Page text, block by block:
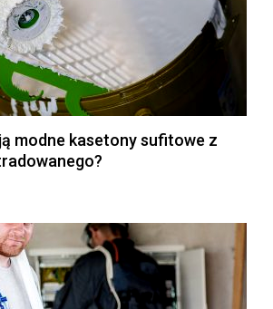
modne kasetony sufitowe z